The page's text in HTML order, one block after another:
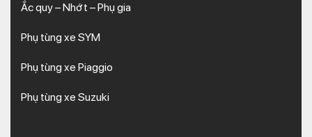
Ắc quy – Nhớt – Phụ gia
Phụ tùng xe SYM
Phụ tùng xe Piaggio
Phụ tùng xe Suzuki